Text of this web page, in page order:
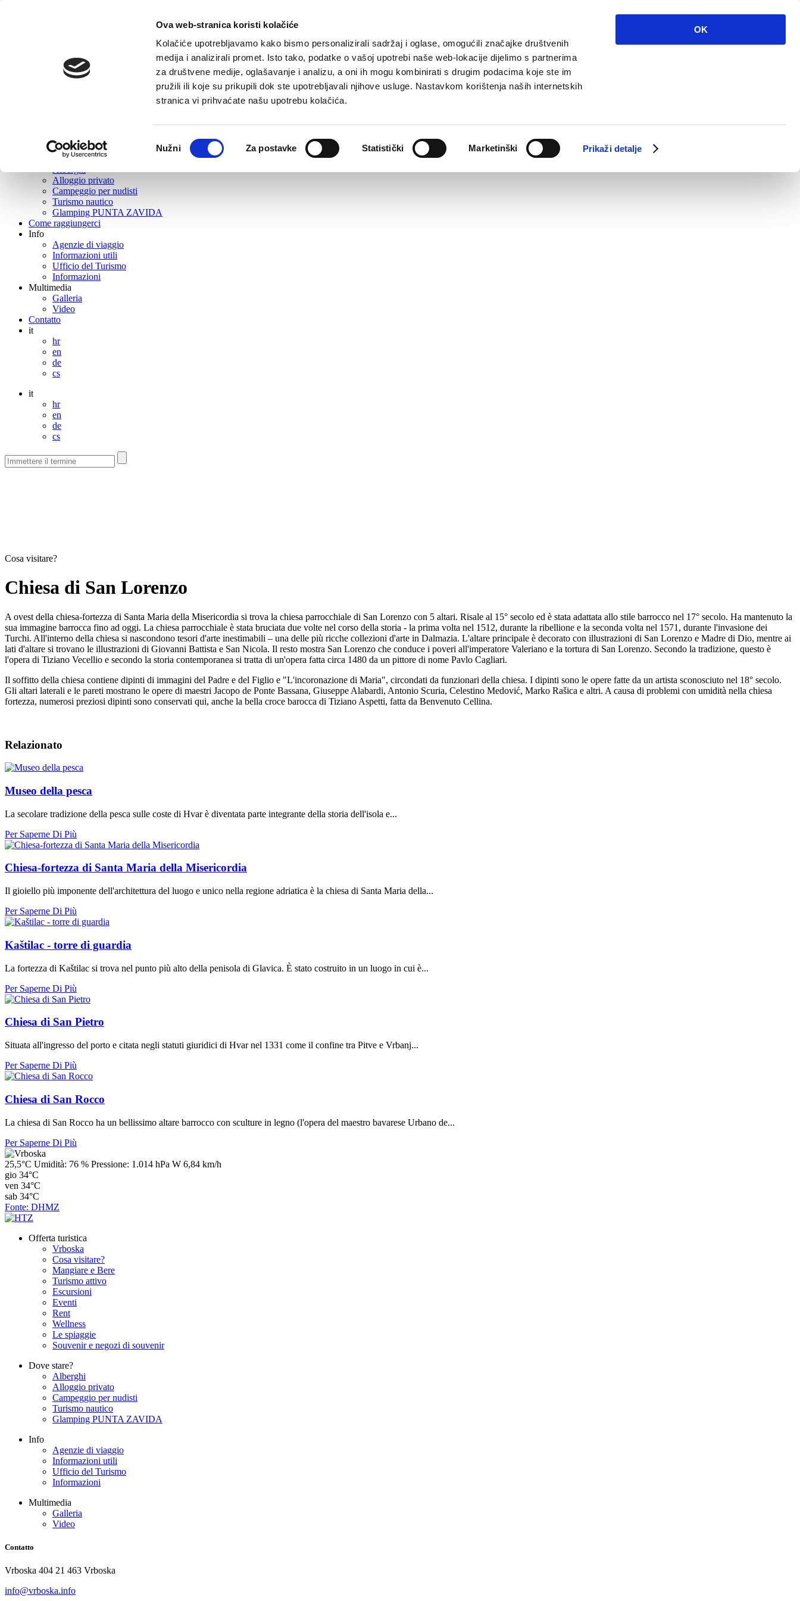
Ova web-stranica koristi kolačiće
Kolačiće upotrebljavamo kako bismo personalizirali sadržaj i oglase, omogućili značajke društvenih
medija i analizirali promet. Isto tako, podatke o vašoj upotrebi naše web-lokacije dijelimo s partnerima
za društvene medije, oglašavanje i analizu, a oni ih mogu kombinirati s drugim podacima koje ste im
pružili ili koje su prikupili dok ste upotrebljavali njihove usluge. Nastavkom korištenja naših internetskih
stranica vi prihvaćate našu upotrebu kolačića.
pristanka
Nužni Za postavke Statistički Marketinški Prikaži detalje
OK
Cosa visitare?
Mangiare e Bere
Souvenir e negozi di souvenir
Dove stare?
Alloggio privato
Campeggio per nudisti
Turismo nautico
Glamping PUNTA ZAVIDA
Come raggiungerci
Info
Agenzie di viaggio
Informazioni utili
Ufficio del Turismo
Informazioni
Multimedia
Galleria
Video
Contatto
it
hr
en
de
cs
it
hr
en
de
cs
Cosa visitare?
Chiesa di San Lorenzo
A ovest della chiesa-fortezza di Santa Maria della Misericordia si trova la chiesa parrocchiale di San Lorenzo con 5 altari. Risale al 15° secolo ed è stata adattata allo stile barrocco nel 17° secolo. Ha mantenuto la
sua immagine barrocca fino ad oggi. La chiesa parrocchiale è stata bruciata due volte nel corso della storia - la prima volta nel 1512, durante la ribellione e la seconda volta nel 1571, durante l'invasione dei
Turchi. All'interno della chiesa si nascondono tesori d'arte inestimabili – una delle più ricche collezioni d'arte in Dalmazia. L'altare principale è decorato con illustrazioni di San Lorenzo e Madre di Dio, mentre ai
lati d'altare si trovano le illustrazioni di Giovanni Battista e San Nicola. Il resto mostra San Lorenzo che conduce i poveri all'imperatore Valeriano e la tortura di San Lorenzo. Secondo la tradizione, questo è
l'opera di Tiziano Vecellio e secondo la storia contemporanea si tratta di un'opera fatta circa 1480 da un pittore di nome Pavlo Cagliari.
Il soffitto della chiesa contiene dipinti di immagini del Padre e del Figlio e "L'incoronazione di Maria", circondati da funzionari della chiesa. I dipinti sono le opere fatte da un artista sconosciuto nel 18° secolo.
Gli altari laterali e le pareti mostrano le opere di maestri Jacopo de Ponte Bassana, Giuseppe Alabardi, Antonio Scuria, Celestino Medović, Marko Rašica e altri. A causa di problemi con umidità nella chiesa
fortezza, numerosi preziosi dipinti sono conservati qui, anche la bella croce barocca di Tiziano Aspetti, fatta da Benvenuto Cellina.
Relazionato
Museo della pesca
La secolare tradizione della pesca sulle coste di Hvar è diventata parte integrante della storia dell'isola e...
Per Saperne Di Più
Chiesa-fortezza di Santa Maria della Misericordia
Il gioiello più imponente dell'architettura del luogo e unico nella regione adriatica è la chiesa di Santa Maria della...
Per Saperne Di Più
Kaštilac - torre di guardia
La fortezza di Kaštilac si trova nel punto più alto della penisola di Glavica. È stato costruito in un luogo in cui è...
Per Saperne Di Più
Chiesa di San Pietro
Situata all'ingresso del porto e citata negli statuti giuridici di Hvar nel 1331 come il confine tra Pitve e Vrbanj...
Per Saperne Di Più
Chiesa di San Rocco
La chiesa di San Rocco ha un bellissimo altare barrocco con sculture in legno (l'opera del maestro bavarese Urbano de...
Per Saperne Di Più
25,5°C Umidità: 76 % Pressione: 1.014 hPa W 6,84 km/h
gio 34°C
ven 34°C
sab 34°C
Fonte: DHMZ
Offerta turistica
Vrboska
Cosa visitare?
Mangiare e Bere
Turismo attivo
Escursioni
Eventi
Rent
Wellness
Le spiaggie
Souvenir e negozi di souvenir
Dove stare?
Alberghi
Alloggio privato
Campeggio per nudisti
Turismo nautico
Glamping PUNTA ZAVIDA
Info
Agenzie di viaggio
Informazioni utili
Ufficio del Turismo
Informazioni
Multimedia
Galleria
Video
Contatto
Vrboska 404 21 463 Vrboska
info@vrboska.info